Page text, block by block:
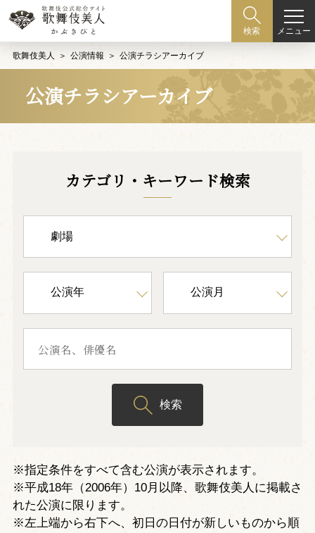
検索 メニュー
歌舞伎美人 公演情報 公演チラシアーカイブ
公演チラシアーカイブ
カテゴリ・キーワード検索
検索
※指定条件をすべて含む公演が表示されます。
※平成18年（2006年）10月以降、歌舞伎美人に掲載さ
れた公演に限ります。
※左上端から右下へ、初日の日付が新しいものから順